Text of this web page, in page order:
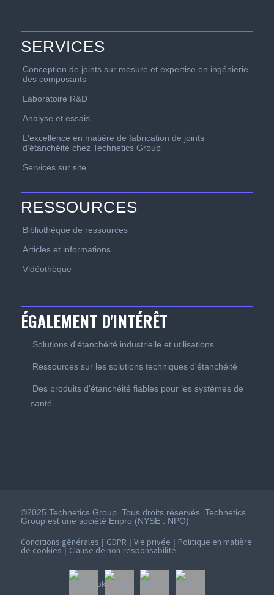
SERVICES
Conception de joints sur mesure et expertise en ingénierie
des composants
Laboratoire R&D
Analyse et essais
L'excellence en matière de fabrication de joints
d'étanchéité chez Technetics Group
Services sur site
RESSOURCES
Bibliothèque de ressources
Articles et informations
Vidéothèque
ÉGALEMENT D'INTÉRÊT
Solutions d'étanchéité industrielle et utilisations
Ressources sur les solutions techniques d'étanchéité
Des produits d'étanchéité fiables pour les systèmes de
santé
©2025 Technetics Group. Tous droits réservés. Technetics
Group est une société Enpro (NYSE : NPO)
Conditions générales | GDPR | Vie privée | Politique en matière
de cookies| Clause de non-responsabilité